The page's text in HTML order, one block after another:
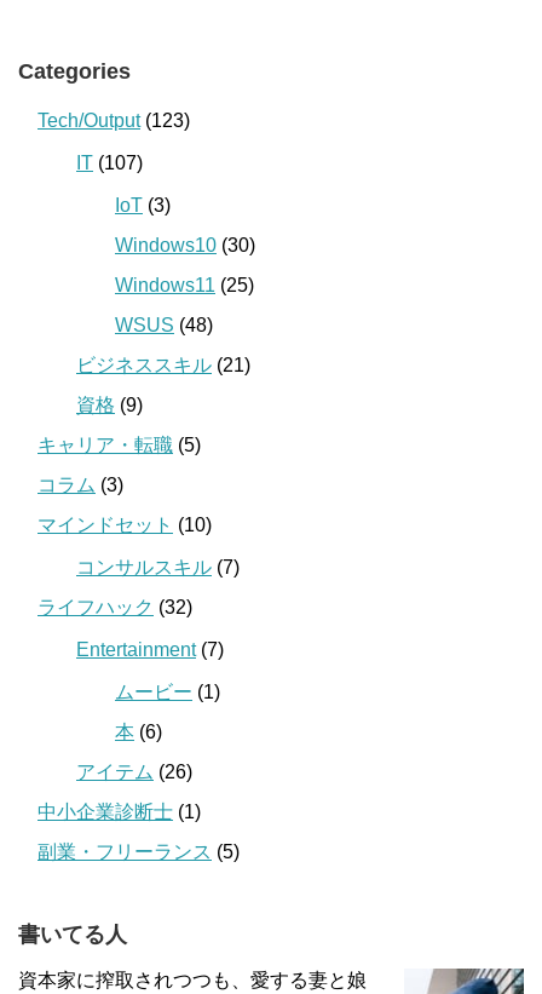
Categories
Tech/Output(123)
IT (107)
IoT (3)
Windows10 (30)
Windows11 (25)
WSUS (48)
ビジネススキル (21)
資格 (9)
キャリア・転職 (5)
コラム (3)
マインドセット (10)
コンサルスキル (7)
ライフハック (32)
Entertainment(7)
ムービー (1)
本 (6)
アイテム (26)
中小企業診断士 (1)
副業・フリーランス (5)
書いてる人
資本家に搾取されつつも、愛する妻と娘